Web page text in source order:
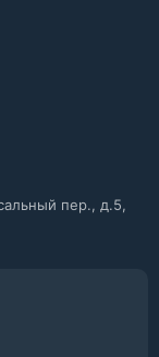
пер., д.5,